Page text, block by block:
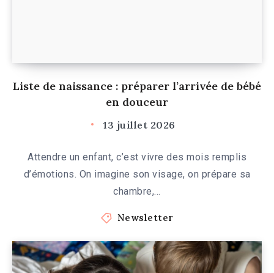
Liste de naissance : préparer l’arrivée de bébé
en douceur
13 juillet 2026
Attendre un enfant, c’est vivre des mois remplis
d’émotions. On imagine son visage, on prépare sa
chambre,…
Newsletter